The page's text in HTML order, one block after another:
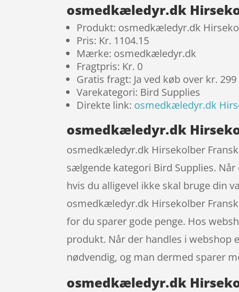
osmedkæledyr.dk
Produkt: osmedkæledyr.dk
Pris: Kr. 1104.15
Mærke: osmedkæledyr.dk
Fragtpris: Kr. 0
Gratis fragt: Ja ved køb over kr. 299
Varekategori: Bird Supplies
Direkte link: osmedkæledyr.dk
osmedkæledyr.dk
osmedkæledyr.dk Hirsekolber
sælgende kategori Bird Supplies.
hvis du alligevel ikke skal bruge din
osmedkæledyr.dk Hirsekolber
for du sparer gode penge. Hos
produkt. Når der handles i webshop
nødvendig, og man dermed sparer
osmedkæledyr.dk